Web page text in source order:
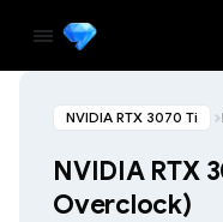
NVIDIA RTX 3070 Ti
NVIDIA RTX
Overclock)